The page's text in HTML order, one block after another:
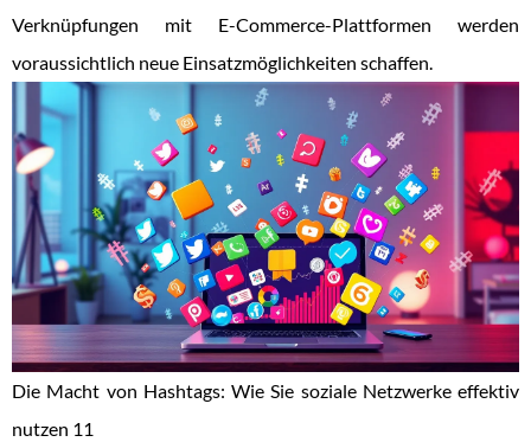
Verknüpfungen mit E-Commerce-Plattformen werden
voraussichtlich neue Einsatzmöglichkeiten schaffen.
Die Macht von Hashtags: Wie Sie soziale Netzwerke effektiv
nutzen 11